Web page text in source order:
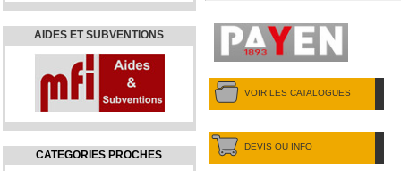
AIDES ET SUBVENTIONS
CATEGORIES PROCHES
VOIR LES CATALOGUES
DEVIS OU INFO